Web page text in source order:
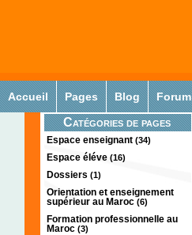
Accueil Pages Blog Forum
Catégories de pages
Espace enseignant (34)
Espace éléve (16)
Dossiers (1)
Orientation et enseignement
supérieur au Maroc (6)
Formation professionnelle au
Maroc (3)